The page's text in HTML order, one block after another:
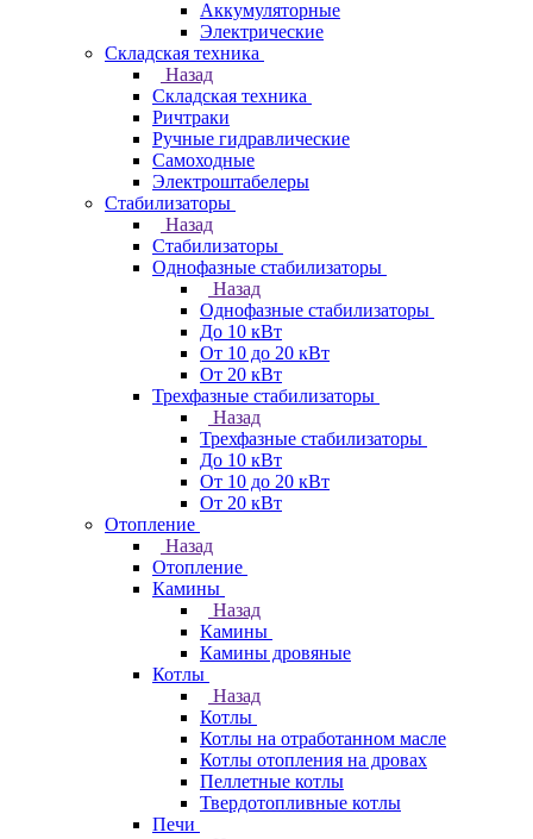
Аккумуляторные
Электрические
Складская техника
Назад
Складская техника
Ричтраки
Ручные гидравлические
Самоходные
Электроштабелеры
Стабилизаторы
Назад
Стабилизаторы
Однофазные стабилизаторы
Назад
Однофазные стабилизаторы
До 10 кВт
От 10 до 20 кВт
От 20 кВт
Трехфазные стабилизаторы
Назад
Трехфазные стабилизаторы
До 10 кВт
От 10 до 20 кВт
От 20 кВт
Отопление
Назад
Отопление
Камины
Назад
Камины
Камины дровяные
Котлы
Назад
Котлы
Котлы на отработанном масле
Котлы отопления на дровах
Пеллетные котлы
Твердотопливные котлы
Печи